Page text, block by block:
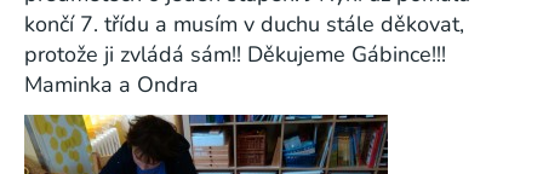
končí 7. třídu a musím v duchu stále děkovat,
protože ji zvládá sám!! Děkujeme Gábince!!!
Maminka a Ondra